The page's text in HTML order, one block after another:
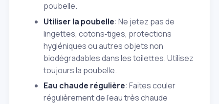
poubelle.
Utiliser la poubelle: Ne jetez pas de
lingettes, cotons‑tiges, protections
hygiéniques ou autres objets non
biodégradables dans les toilettes. Utilisez
toujours la poubelle.
Eau chaude régulière: Faites couler
régulièrement de l'eau très chaude